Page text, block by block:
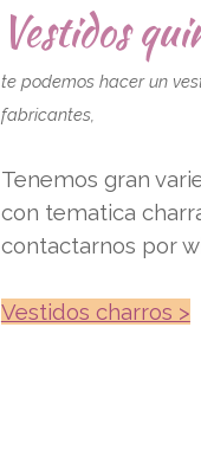
Vestidos
te podemos hacer un
fabricantes,
Tenemos gran
con tematica
contactarnos por
Vestidos charros >